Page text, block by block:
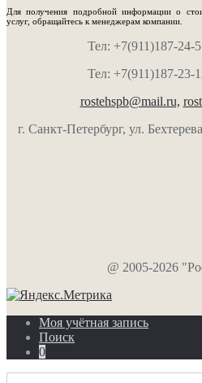
Для получения подробной информации о
услуг, обращайтесь к менеджерам компании.
Тел: +7(911)187-24-
Тел: +7(911)187-23-
rostehspb@mail.ru,
г. Санкт-Петербург, ул.
@ 2005-2026
Моя учётная запись
Поиск
0